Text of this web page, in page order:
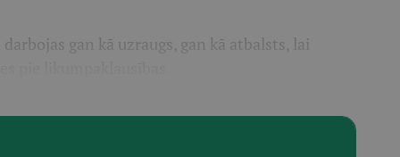
gan kā uzraugs, gan kā atbalsts, lai